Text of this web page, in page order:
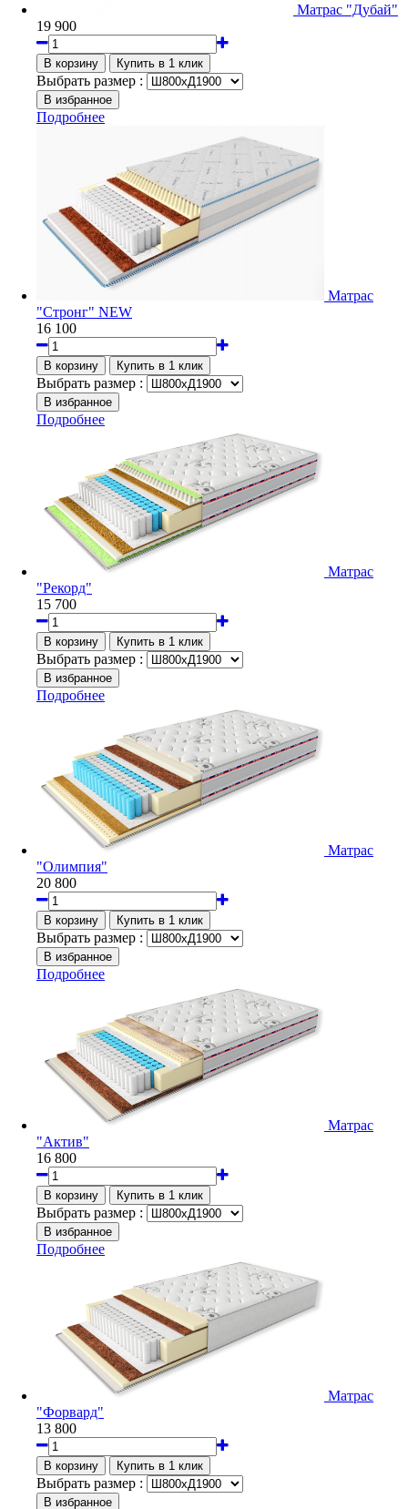
Матрас "Дубай"
19 900
Выбрать размер :
Подробнее
Матрас
"Стронг" NEW
16 100
Выбрать размер :
Подробнее
Матрас
"Рекорд"
15 700
Выбрать размер :
Подробнее
Матрас
"Олимпия"
20 800
Выбрать размер :
Подробнее
Матрас
"Актив"
16 800
Выбрать размер :
Подробнее
Матрас
"Форвард"
13 800
Выбрать размер :